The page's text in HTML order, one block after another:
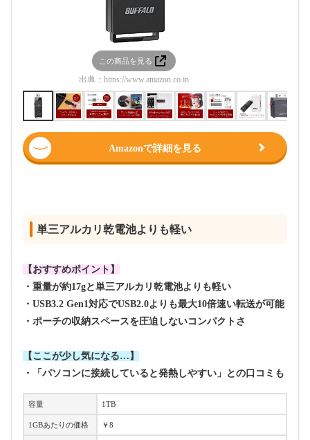
この商品を見る
出典： https://www.amazon.co.jp
Amazonで詳細を見る
単三アルカリ乾電池よりも軽い
【おすすめポイント】
・重量が約17gと単三アルカリ乾電池よりも軽い
・USB3.2 Gen1対応でUSB2.0よりも最大10倍速い転送が可能
・ポーチの収納スペースを圧迫しないコンパクトさ
【ここが少し気になる…】
・「パソコンに接続していると発熱しやすい」との口コミも
容量 1TB
1GBあたりの価格 ￥8